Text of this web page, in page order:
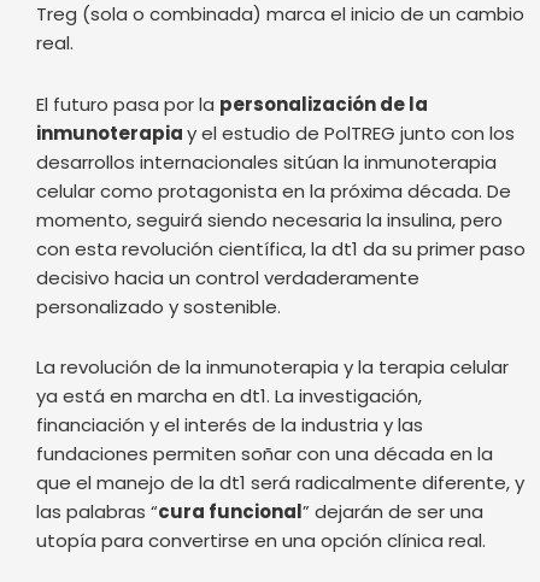
Treg (sola o combinada) marca el inicio de un cambio
real.
El futuro pasa por la personalización de la
inmunoterapiay el estudio de PolTREG junto con los
desarrollos internacionales sitúan la inmunoterapia
celular como protagonista en la próxima década. De
momento, seguirá siendo necesaria la insulina, pero
con esta revolución científica, la dt1 da su primer paso
decisivo hacia un control verdaderamente
personalizado y sostenible.
La revolución de la inmunoterapia y la terapia celular
ya está en marcha en dt1. La investigación,
financiación y el interés de la industria y las
fundaciones permiten soñar con una década en la
que el manejo de la dt1 será radicalmente diferente, y
las palabras “cura funcional” dejarán de ser una
utopía para convertirse en una opción clínica real.